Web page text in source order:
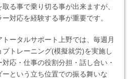
る事で乗り切る事が出来ますが、
対応を経験する事が重要です。
ータルサポート上野では、毎週月
トレーニング(模擬就労)を実施し
応・仕事の役割分担・話し合い・
という立ち位置での振る舞いな